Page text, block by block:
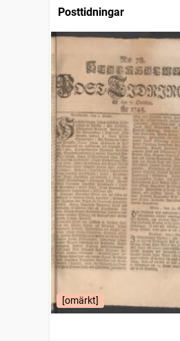
Posttidningar
[omärkt]